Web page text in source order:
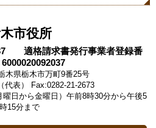
市役所
適格請求書発行事業者登録番
県栃木市万町9番25号
代表） Fax:0282-21-2673
日から金曜日）午前8時30分から午後5
時15分まで